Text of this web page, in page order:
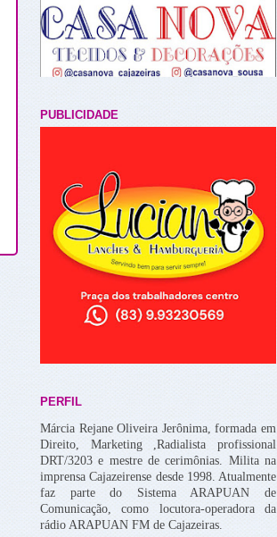
PUBLICIDADE
PERFIL
Márcia Rejane Oliveira Jerônima, formada em
Direito, Marketing ,Radialista profissional
DRT/3203 e mestre de cerimônias. Milita na
imprensa Cajazeirense desde 1998. Atualmente
faz parte do Sistema ARAPUAN de
Comunicação, como locutora-operadora da
rádio ARAPUAN FM de Cajazeiras.